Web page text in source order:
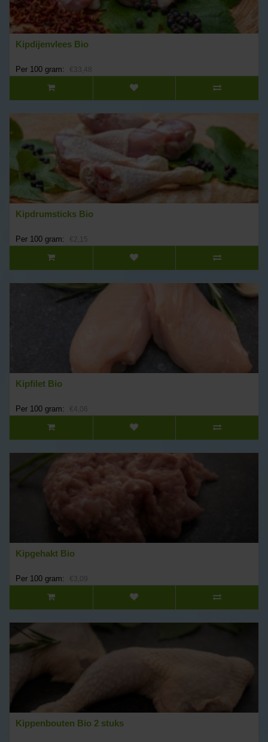
Kipdijenvlees Bio
Per 100 gram: €33,48
Kipdrumsticks Bio
Per 100 gram: €2,15
Kipfilet Bio
Per 100 gram: €4,06
Kipgehakt Bio
Per 100 gram: €3,09
Kippenbouten Bio 2 stuks